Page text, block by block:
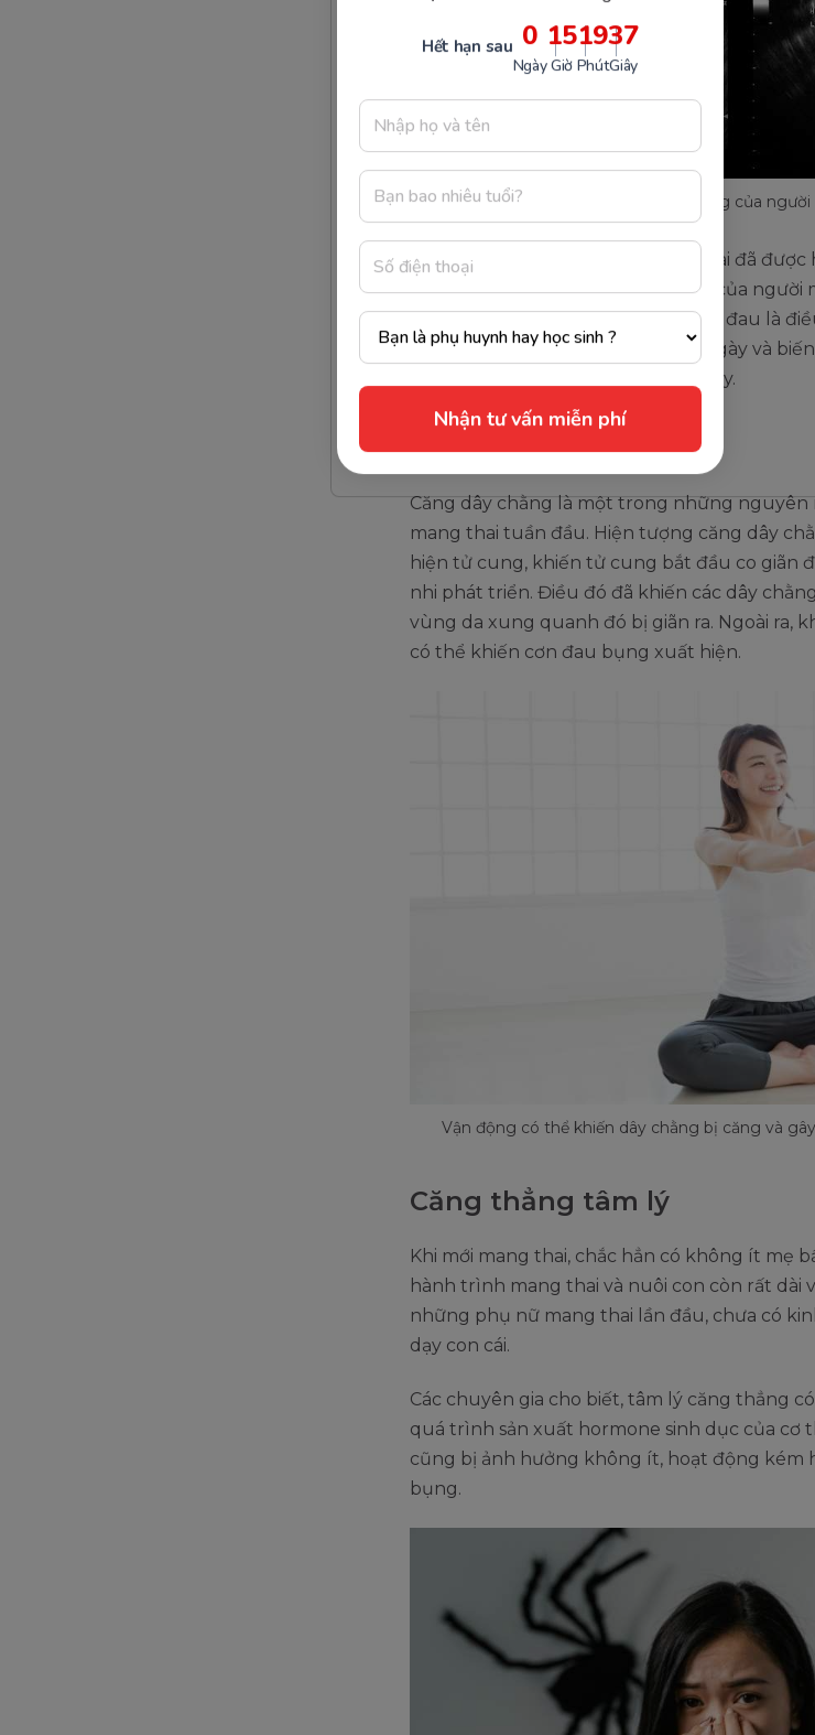
cùng Monkey Junior
Hết hạn sau
NgàyGiờPhútGiây
Nhận tư vấn miễn phí
Thai nhi làm tổ trong buồng tử cung của
Bởi đó là dấu hiệu cho thấy phôi thai đã
trình làm tổ trong buồng tử cung của người
buồng tử cung, bụng mẹ cảm thấy đau là
chỉ kéo dài trong khoảng một vài ngày và
cũng gặp triệu chứng đau bụng này.
Căng dây chằng
Căng dây chằng là một trong những
mang thai tuần đầu. Hiện tượng căng dây
hiện tử cung, khiến tử cung bắt đầu co giãn
nhi phát triển. Điều đó đã khiến các dây
vùng da xung quanh đó bị giãn ra. Ngoài ra,
có thể khiến cơn đau bụng xuất hiện.
Vận động có thể khiến dây chằng bị căng và
Căng thẳng tâm lý
Khi mới mang thai, chắc hẳn có không ít mẹ
hành trình mang thai và nuôi con còn rất dài
những phụ nữ mang thai lần đầu, chưa có
dạy con cái.
Các chuyên gia cho biết, tâm lý căng thẳng
quá trình sản xuất hormone sinh dục của cơ
cũng bị ảnh hưởng không ít, hoạt động kém
bụng.